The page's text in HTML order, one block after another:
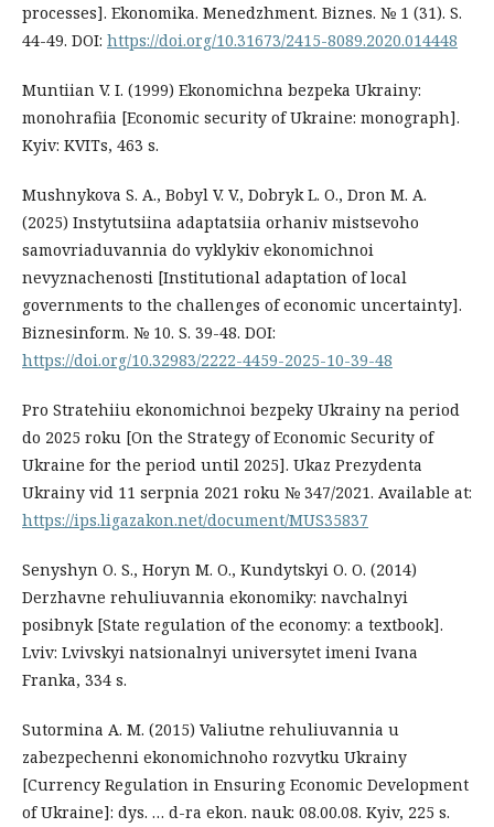
processes]. Ekonomika. Menedzhment. Biznes. № 1 (31). S.
44-49. DOI: https://doi.org/10.31673/2415-8089.2020.014448
Muntiian V. I. (1999) Ekonomichna bezpeka Ukrainy:
monohrafiia [Economic security of Ukraine: monograph].
Kyiv: KVITs, 463 s.
Mushnykova S. A., Bobyl V. V., Dobryk L. O., Dron M. A.
(2025) Instytutsiina adaptatsiia orhaniv mistsevoho
samovriaduvannia do vyklykiv ekonomichnoi
nevyznachenosti [Institutional adaptation of local
governments to the challenges of economic uncertainty].
Biznesinform. № 10. S. 39-48. DOI:
https://doi.org/10.32983/2222-4459-2025-10-39-48
Pro Stratehiiu ekonomichnoi bezpeky Ukrainy na period
do 2025 roku [On the Strategy of Economic Security of
Ukraine for the period until 2025]. Ukaz Prezydenta
Ukrainy vid 11 serpnia 2021 roku № 347/2021. Available at:
https://ips.ligazakon.net/document/MUS35837
Senyshyn O. S., Horyn M. O., Kundytskyi O. O. (2014)
Derzhavne rehuliuvannia ekonomiky: navchalnyi
posibnyk [State regulation of the economy: a textbook].
Lviv: Lvivskyi natsionalnyi universytet imeni Ivana
Franka, 334 s.
Sutormina A. M. (2015) Valiutne rehuliuvannia u
zabezpechenni ekonomichnoho rozvytku Ukrainy
[Currency Regulation in Ensuring Economic Development
of Ukraine]: dys. … d-ra ekon. nauk: 08.00.08. Kyiv, 225 s.